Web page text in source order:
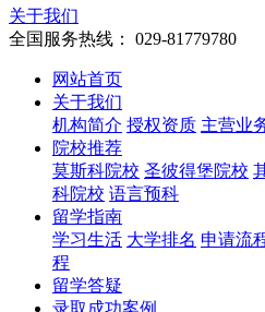
关于我们
全国服务热线： 029-81779780
网站首页
关于我们
机构简介 授权资质 主营业
院校推荐
莫斯科院校 圣彼得堡院校
科院校 语言预科
留学指南
学习生活 大学排名 申请流
程
留学答疑
录取成功案例